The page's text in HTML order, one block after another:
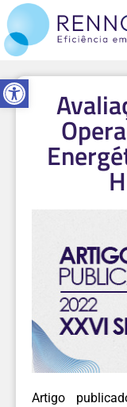
Abrir a barra de ferramentas
Artigo